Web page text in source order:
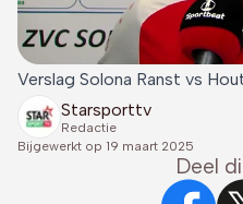
Verslag Solona Ranst vs
Starsporttv
Redactie
Bijgewerkt op 19 maart 2025
Deel